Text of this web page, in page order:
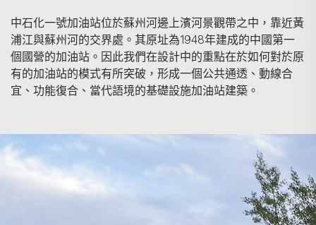
中石化一號加油站位於蘇州河邊上濱河景觀帶之中，靠近黃
浦江與蘇州河的交界處。其原址為1948年建成的中國第一
個國營的加油站。因此我們在設計中的重點在於如何對於原
有的加油站的模式有所突破，形成一個公共通透、動線合
宜、功能復合、當代語境的基礎設施加油站建築。